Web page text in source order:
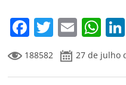
F
a
c
T
w
itt
E
m
ai
W
h
at
188582 27 de julho